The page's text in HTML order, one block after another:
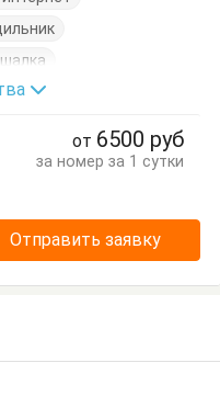
двуспальная
от 6500 руб
за номер за 1 сутки
Отправить заявку